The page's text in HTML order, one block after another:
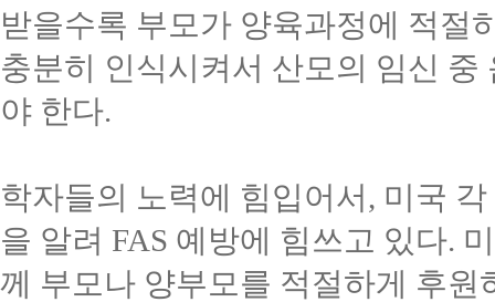
받을수록 부모가 양육과정에 적절
충분히 인식시켜서 산모의 임신
야 한다.
학자들의 노력에 힘입어서, 미국
을 알려 FAS 예방에 힘쓰고 있다.
께 부모나 양부모를 적절하게 후원